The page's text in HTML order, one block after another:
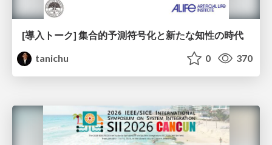
[導入トーク] 集合的予測符号化と新たな知性の時代
tanichu
0 370